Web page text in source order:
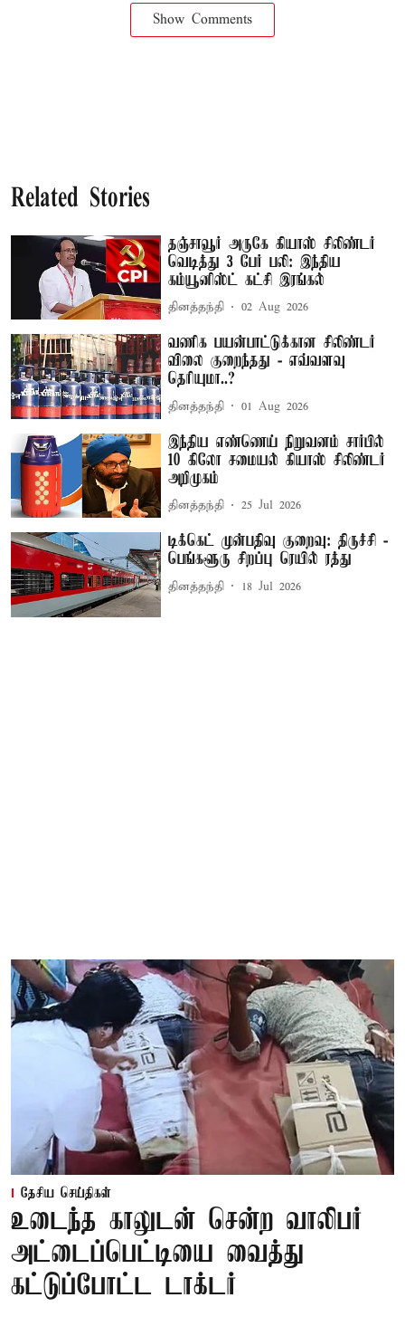
Show Comments
Related Stories
தஞ்சாவூர் அருகே கியாஸ் சிலிண்டர்
வெடித்து 3 பேர் பலி: இந்திய
கம்யூனிஸ்ட் கட்சி இரங்கல்
தினத்தந்தி 02 Aug 2026
வணிக பயன்பாட்டுக்கான சிலிண்டர்
விலை குறைந்தது - எவ்வளவு
தெரியுமா..?
தினத்தந்தி 01 Aug 2026
இந்திய எண்ணெய் நிறுவனம் சார்பில்
10 கிலோ சமையல் கியாஸ் சிலிண்டர்
அறிமுகம்
தினத்தந்தி 25 Jul 2026
டிக்கெட் முன்பதிவு குறைவு: திருச்சி -
பெங்களூரு சிறப்பு ரெயில் ரத்து
தினத்தந்தி 18 Jul 2026
தேசிய செய்திகள்
உடைந்த காலுடன் சென்ற வாலிபர்
அட்டைப்பெட்டியை வைத்து
கட்டுப்போட்ட டாக்டர்